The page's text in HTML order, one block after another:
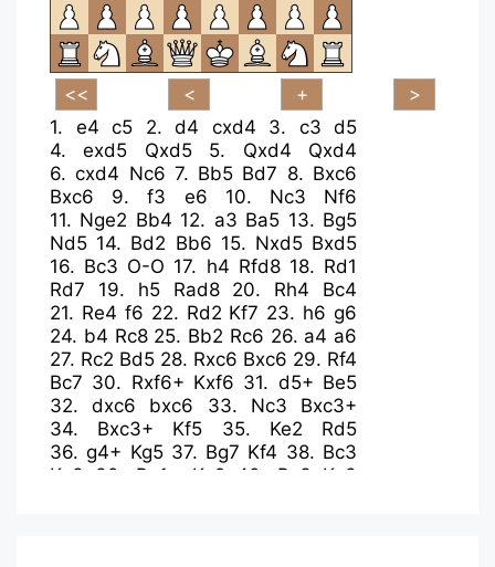
1. e4 c5 2. d4 cxd4 3. c3 d5
4.exd5 Qxd5 5. Qxd4
Qxd4
6.cxd4 Nc6 7. Bb5 Bd7 8. Bxc6
Bxc6
9.f3 e6 10. Nc3
Nf6
11. Nge2 Bb4 12. a3 Ba5 13. Bg5
Nd5 14. Bd2 Bb6 15. Nxd5 Bxd5
16. Bc3 O-O 17. h4 Rfd8 18. Rd1
Rd7
19. h5 Rad8 20. Rh4
Bc4
21. Re4 f6 22. Rd2 Kf7 23. h6 g6
24. b4 Rc8 25. Bb2 Rc6 26. a4 a6
27. Rc2 Bd5 28. Rxc6 Bxc6 29. Rf4
Bc7 30. Rxf6+ Kxf6 31. d5+ Be5
32.dxc6 bxc6 33. Nc3
Bxc3+
34. Bxc3+ Kf5 35. Ke2
Rd5
36.g4+ Kg5 37. Bg7 Kf4 38. Bc3
Kg3
39. Be1+ Kg2 40. Bc3
Kg3